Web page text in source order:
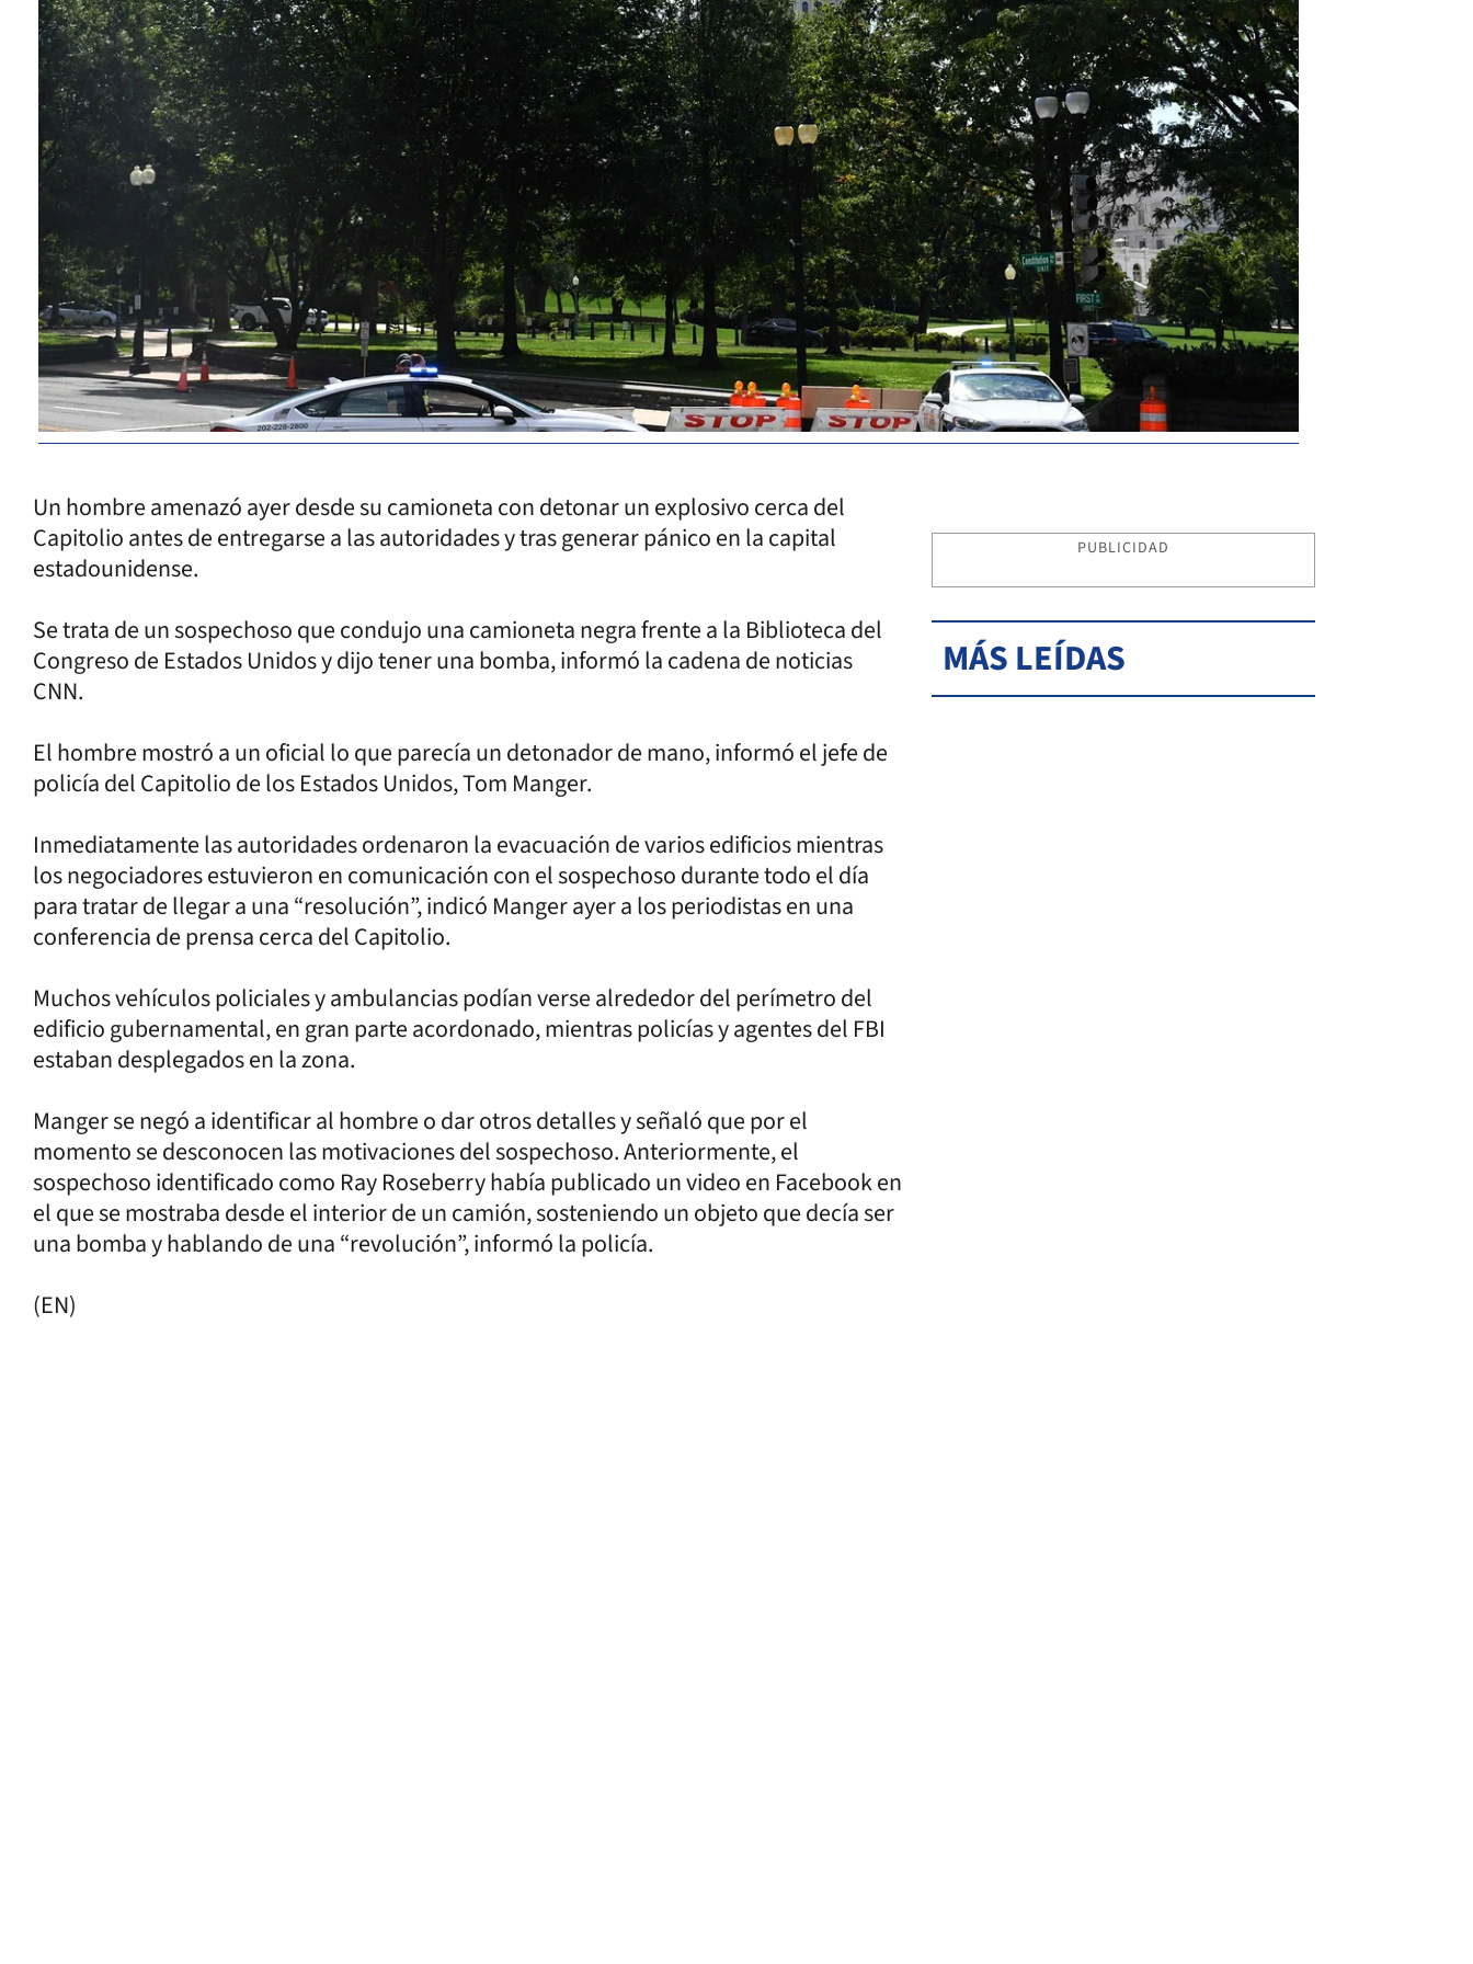
Un hombre amenazó ayer desde su camioneta con detonar un explosivo cerca del
Capitolio antes de entregarse a las autoridades y tras generar pánico en la capital
estadounidense.
Se trata de un sospechoso que condujo una camioneta negra frente a la Biblioteca del
Congreso de Estados Unidos y dijo tener una bomba, informó la cadena de noticias
CNN.
El hombre mostró a un oficial lo que parecía un detonador de mano, informó el jefe de
policía del Capitolio de los Estados Unidos, Tom Manger.
Inmediatamente las autoridades ordenaron la evacuación de varios edificios mientras
los negociadores estuvieron en comunicación con el sospechoso durante todo el día
para tratar de llegar a una “resolución”, indicó Manger ayer a los periodistas en una
conferencia de prensa cerca del Capitolio.
Muchos vehículos policiales y ambulancias podían verse alrededor del perímetro del
edificio gubernamental, en gran parte acordonado, mientras policías y agentes del FBI
estaban desplegados en la zona.
Manger se negó a identificar al hombre o dar otros detalles y señaló que por el
momento se desconocen las motivaciones del sospechoso. Anteriormente, el
sospechoso identificado como Ray Roseberry había publicado un video en Facebook en
el que se mostraba desde el interior de un camión, sosteniendo un objeto que decía ser
una bomba y hablando de una “revolución”, informó la policía.
(EN)
PUBLICIDAD
MÁS LEÍDAS